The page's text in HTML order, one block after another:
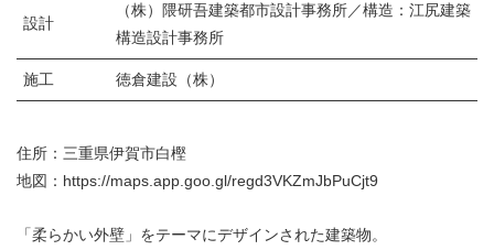
設計
（株）隈研吾建築都市設計事務所／構造：江尻建築
構造設計事務所
施工 徳倉建設（株）
住所：三重県伊賀市白樫
地図： https://maps.app.goo.gl/regd3VKZmJbPuCjt9
「柔らかい外壁」をテーマにデザインされた建築物。